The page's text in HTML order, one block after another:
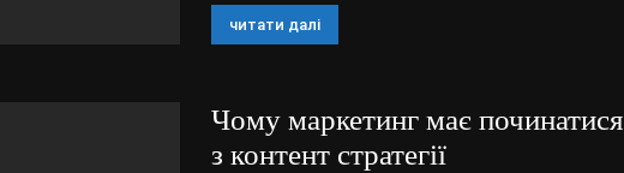
читати далі
Чому маркетинг має починатися
з контент стратегії